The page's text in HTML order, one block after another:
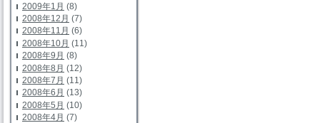
2009年1月 (8)
2008年12月 (7)
2008年11月 (6)
2008年10月 (11)
2008年9月 (8)
2008年8月 (12)
2008年7月 (11)
2008年6月 (13)
2008年5月 (10)
2008年4月 (7)